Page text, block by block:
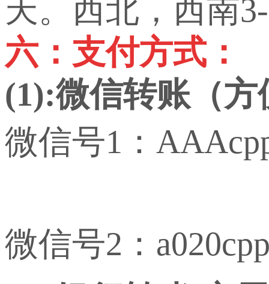
天。西北，西南
六：支付方式：
(1):微信转账（方
微信号1：
微信号2：